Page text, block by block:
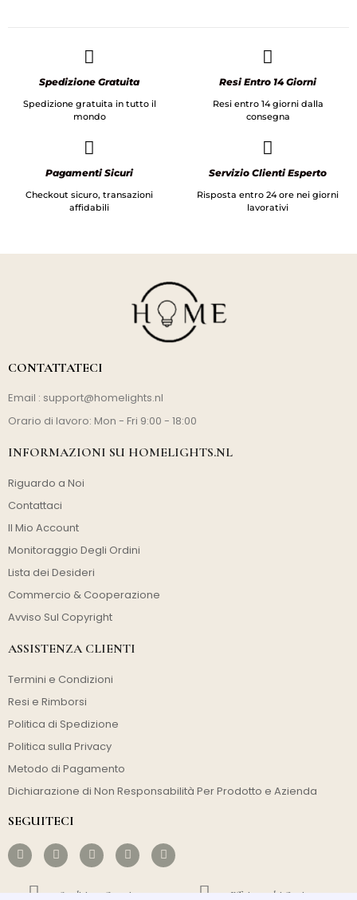
Spedizione Gratuita
Spedizione gratuita in tutto il
mondo
Resi Entro 14 Giorni
Resi entro 14 giorni dalla
consegna
Pagamenti Sicuri
Checkout sicuro, transazioni
affidabili
Servizio Clienti Esperto
Risposta entro 24 ore nei giorni
lavorativi
CONTATTATECI
Email : support@homelights.nl
Orario di lavoro: Mon - Fri 9:00 - 18:00
INFORMAZIONI SU HOMELIGHTS.NL
Riguardo a Noi
Contattaci
Il Mio Account
Monitoraggio Degli Ordini
Lista dei Desideri
Commercio & Cooperazione
Avviso Sul Copyright
ASSISTENZA CLIENTI
Termini e Condizioni
Resi e Rimborsi
Politica di Spedizione
Politica sulla Privacy
Metodo di Pagamento
Dichiarazione di Non Responsabilità Per Prodotto e Azienda
SEGUITECI
Spedizione Gratuita Efficienza dei Costi